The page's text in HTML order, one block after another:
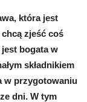
która jest
zjeść coś
bogata w
składnikiem
w przygotowaniu
dni. W tym